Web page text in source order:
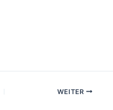
WEITER